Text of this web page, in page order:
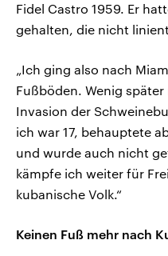
Fidel Castro 1959. Er
gehalten, die nicht
„Ich ging also nach
Fußböden. Wenig
Invasion der
ich war 17, behauptete
und wurde auch nicht
kämpfe ich weiter für
kubanische Volk.“
Keinen Fuß mehr nach